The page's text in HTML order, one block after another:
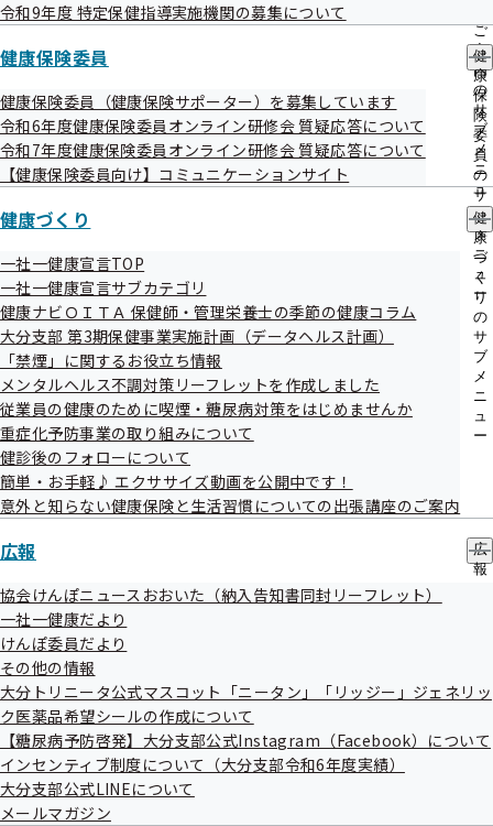
覧
メ
ニ
ュ
ー
ご
案
内
の
サ
ブ
メ
ニ
ュ
ー
令和9年度 特定保健指導実施機関の募集について
健康保険委員
健
康
保
険
委
員
の
サ
ブ
メ
ニ
ュ
ー
健康保険委員（健康保険サポーター）を募集しています
令和6年度健康保険委員オンライン研修会 質疑応答について
令和7年度健康保険委員オンライン研修会 質疑応答について
【健康保険委員向け】コミュニケーションサイト
健康づくり
健
康
づ
く
り
の
サ
ブ
メ
ニ
ュ
ー
一社一健康宣言TOP
一社一健康宣言サブカテゴリ
健康ナビＯＩＴＡ 保健師・管理栄養士の季節の健康コラム
大分支部 第3期保健事業実施計画（データヘルス計画）
「禁煙」に関するお役立ち情報
メンタルヘルス不調対策リーフレットを作成しました
従業員の健康のために喫煙・糖尿病対策をはじめませんか
重症化予防事業の取り組みについて
健診後のフォローについて
簡単・お手軽♪ エクササイズ動画を公開中です！
意外と知らない健康保険と生活習慣についての出張講座のご案内
広報
広
報
ュ
協会けんぽニュースおおいた（納入告知書同封リーフレット）
一社一健康だより
けんぽ委員だより
その他の情報
大分トリニータ公式マスコット「ニータン」「リッジー」ジェネリッ
ク医薬品希望シールの作成について
【糖尿病予防啓発】大分支部公式Instagram（Facebook）について
インセンティブ制度について（大分支部令和6年度実績）
大分支部公式LINEについて
メールマガジン
令和4年度第3回大分支部評議会
令和04年12月22日開催
開催案内
資料
議事録
令和4年度第2回大分支部評議会
令和04年10月17日開催
開催案内
資料
議事録
令和4年度第1回大分支部評議会
令和04年07月12日開催
開催案内
資料
議事録
評議会